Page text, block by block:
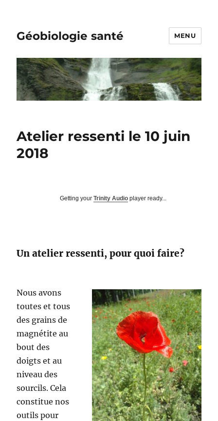
Géobiologie santé MENU
Atelier ressenti le 10 juin
2018
Getting yourTrinity Audio player ready...
Un atelier ressenti, pour quoi faire?
Nous avons
toutes et tous
des grains de
magnétite au
bout des
doigts et au
niveau des
sourcils. Cela
constitue nos
outils pour